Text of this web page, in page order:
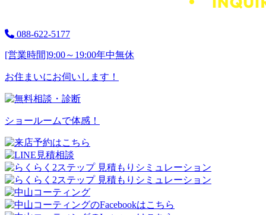
088-622-5177
[営業時間]9:00～19:00年中無休
お住まいにお伺いします！
ショールームで体感！